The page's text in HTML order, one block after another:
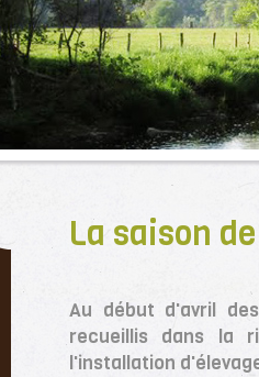
La saison
Au début d'avril
recueillis dans la
l'installation